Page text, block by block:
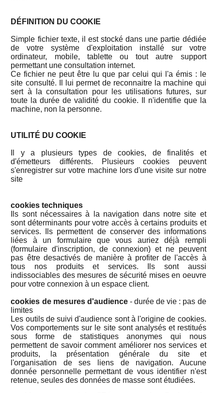
DÉFINITION DU COOKIE
Simple fichier texte, il est stocké dans une partie dédiée
de votre système d'exploitation installé sur votre
ordinateur, mobile, tablette ou tout autre support
permettant une consultation internet.
Ce fichier ne peut être lu que par celui qui l'a émis : le
site consulté. Il lui permet de reconnaitre la machine qui
sert à la consultation pour les utilisations futures, sur
toute la durée de validité du cookie. Il n'identifie que la
machine, non la personne.
UTILITÉ DU COOKIE
Il y a plusieurs types de cookies, de finalités et
d'émetteurs différents. Plusieurs cookies peuvent
s'enregistrer sur votre machine lors d'une visite sur notre
site
cookies techniques
Ils sont nécessaires à la navigation dans notre site et
sont déterminants pour votre accès à certains produits et
services. Ils permettent de conserver des informations
liées à un formulaire que vous auriez déjà rempli
(formulaire d'inscription, de connexion) et ne peuvent
pas être desactivés de manière à profiter de l'accès à
tous nos produits et services. Ils sont aussi
indissociables des mesures de sécurité mises en oeuvre
pour votre connexion à un espace client.
cookies de mesures d'audience- durée de vie : pas de
limites
Les outils de suivi d'audience sont à l'origine de cookies.
Vos comportements sur le site sont analysés et restitués
sous forme de statistiques anonymes qui nous
permettent de savoir comment améliorer nos services et
produits, la présentation générale du site et
l'organisation de ses liens de navigation. Aucune
donnée personnelle permettant de vous identifier n'est
retenue, seules des données de masse sont étudiées.